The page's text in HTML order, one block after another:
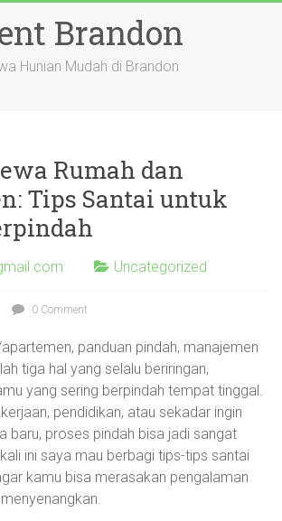
Brandon
Hunian Mudah di Brandon
Rumah dan
Tips Santai untuk
Uncategorized
0 Comment
panduan pindah, manajemen
tiga hal yang selalu beriringan,
yang sering berpindah tempat tinggal.
pendidikan, atau sekadar ingin
baru, proses pindah bisa jadi sangat
ini saya mau berbagi tips-tips santai
kamu bisa merasakan pengalaman